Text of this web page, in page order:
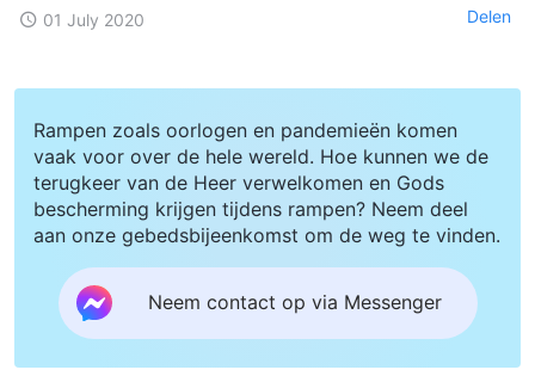
01 July 2020 Delen
Rampen zoals oorlogen en pandemieën komen
vaak voor over de hele wereld. Hoe kunnen we de
terugkeer van de Heer verwelkomen en Gods
bescherming krijgen tijdens rampen? Neem deel
aan onze gebedsbijeenkomst om de weg te vinden.
Neem contact op via Messenger